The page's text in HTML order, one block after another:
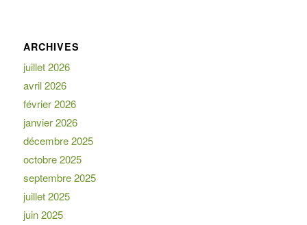
ARCHIVES
juillet 2026
avril 2026
février 2026
janvier 2026
décembre 2025
octobre 2025
septembre 2025
juillet 2025
juin 2025